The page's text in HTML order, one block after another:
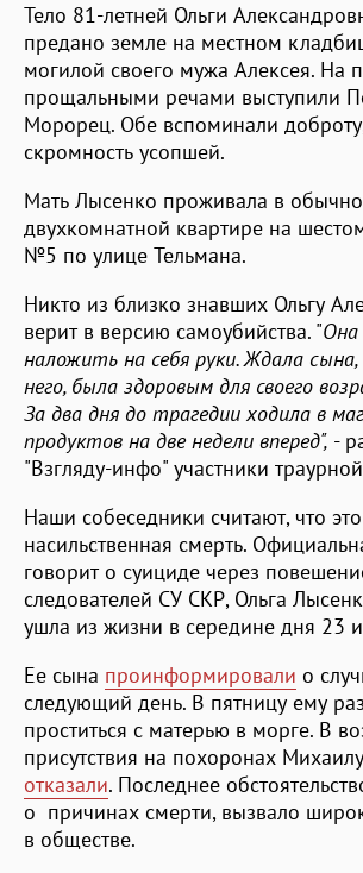
Тело 81-летней Ольги
предано земле на местном
могилой своего мужа Алексея. На
прощальными речами выступили
Морорец. Обе вспоминали доброту,
скромность усопшей.
Мать Лысенко проживала в
двухкомнатной квартире на
№5 по улице Тельмана.
Никто из близко знавших Ольгу
верит в версию самоубийства. "Она
наложить на себя руки. Ждала
него, была здоровым для своего
За два дня до трагедии ходила в
продуктов на две недели вперед", -
"Взгляду-инфо" участники
Наши собеседники считают, что
насильственная смерть.
говорит о суициде через
следователей СУ СКР, Ольга
ушла из жизни в середине дня 23
Ее сына проинформировали о
следующий день. В пятницу ему
проститься с матерью в морге. В
присутствия на похоронах
отказали. Последнее
о причинах смерти, вызвало
в обществе.